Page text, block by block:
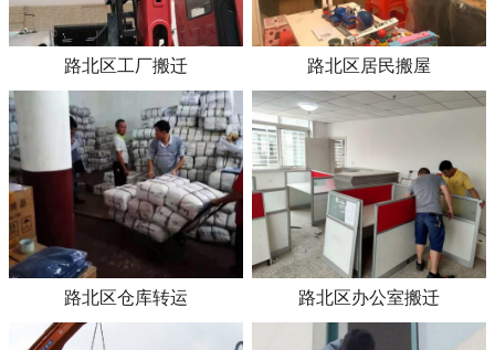
路北区工厂搬迁 路北区居民搬屋
路北区仓库转运 路北区办公室搬迁